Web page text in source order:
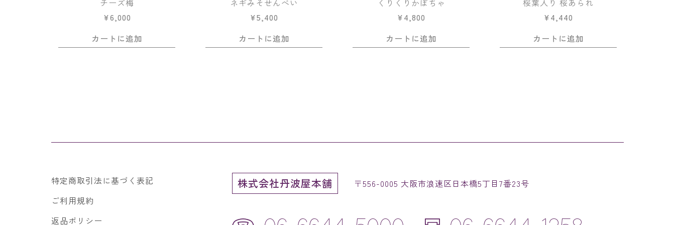
チーズ梅
¥6,000
カートに追加
ネギみそせんべい
¥5,400
カートに追加
くりくりかぼちゃ
¥4,800
カートに追加
桜葉入り 桜あられ
¥4,440
カートに追加
特定商取引法に基づく表記
ご利用規約
返品ポリシー
株式会社丹波屋本舗 〒556-0005 大阪市浪速区日本橋5丁目7番23号